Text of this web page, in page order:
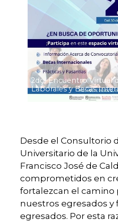
Agencia
de
noticias
UD
2do. Encuentro Virtual
Laborales y Becas
Desde el Consultorio
Universitario de la
Francisco José de
comprometidos en
fortalezcan el camino
nuestros egresados y
egresados. Por esta